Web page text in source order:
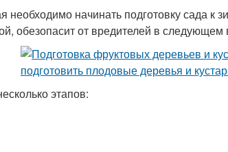
необходимо начинать подготовку сада к
обезопасит от вредителей в следующем
этапов: